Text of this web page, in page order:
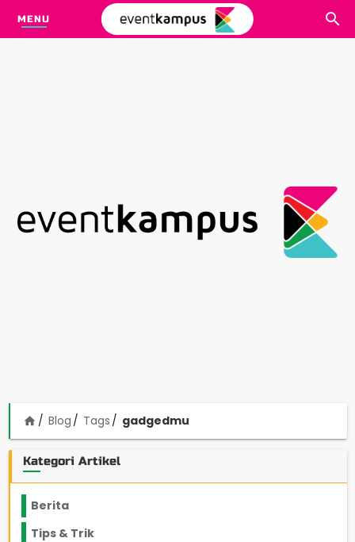
MENU
home Blog Tags gadgedmu
Kategori Artikel
Berita
Tips & Trik